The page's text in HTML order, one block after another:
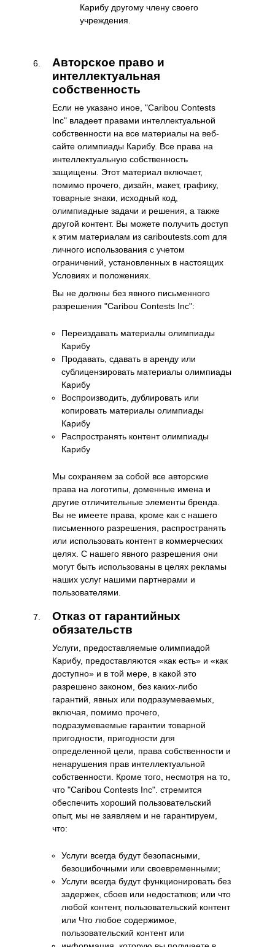
Карибу другому члену своего
учреждения.
Авторское право и
интеллектуальная
собственность
Если не указано иное, "Caribou Contests
Inc" владеет правами интеллектуальной
собственности на все материалы на веб-
сайте олимпиады Карибу. Все права на
интеллектуальную собственность
защищены. Этот материал включает,
помимо прочего, дизайн, макет, графику,
товарные знаки, исходный код,
олимпиадные задачи и решения, а также
другой контент. Вы можете получить доступ
к этим материалам из cariboutests.com для
личного использования с учетом
ограничений, установленных в настоящих
Условиях и положениях.
Вы не должны без явного письменного
разрешения "Caribou Contests Inc":
Переиздавать материалы олимпиады
Карибу
Продавать, сдавать в аренду или
сублицензировать материалы олимпиады
Карибу
Воспроизводить, дублировать или
копировать материалы олимпиады
Карибу
Распространять контент олимпиады
Карибу
Мы сохраняем за собой все авторские
права на логотипы, доменные имена и
другие отличительные элементы бренда.
Вы не имеете права, кроме как с нашего
письменного разрешения, распространять
или использовать контент в коммерческих
целях. С нашего явного разрешения они
могут быть использованы в целях рекламы
наших услуг нашими партнерами и
пользователями.
Отказ от гарантийных
обязательств
Услуги, предоставляемые олимпиадой
Карибу, предоставляются «как есть» и «как
доступно» и в той мере, в какой это
разрешено законом, без каких-либо
гарантий, явных или подразумеваемых,
включая, помимо прочего,
подразумеваемые гарантии товарной
пригодности, пригодности для
определенной цели, права собственности и
ненарушения прав интеллектуальной
собственности. Кроме того, несмотря на то,
что "Caribou Contests Inc". стремится
обеспечить хороший пользовательский
опыт, мы не заявляем и не гарантируем,
что:
Услуги всегда будут безопасными,
безошибочными или своевременными;
Услуги всегда будут функционировать без
задержек, сбоев или недостатков; или что
любой контент, пользовательский контент
или Что любое содержимое,
пользовательский контент или